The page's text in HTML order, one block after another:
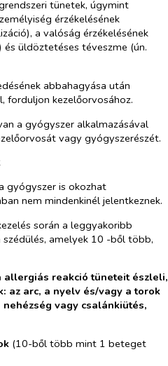
tünetek, úgymint
érzékelésének
a valóság érzékelésének
üldöztetéses téveszme (ún.
abbahagyása után
forduljon kezelőorvosához.
a gyógyszer alkalmazásával
vagy gyógyszerészét.
gyógyszer is okozhat
nem mindenkinél jelentkeznek.
során a leggyakoribb
amelyek 10 -ből több,
allergiás reakció tüneteit észleli,
az arc, a nyelv és/vagy a torok
vagy csalánkiütés,
(10-ből több mint 1 beteget